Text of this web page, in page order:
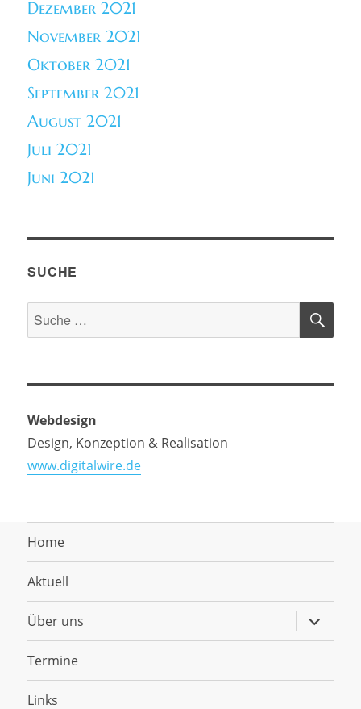
Dezember 2021
November 2021
Oktober 2021
September 2021
August 2021
Juli 2021
Juni 2021
SUCHE
Suche
nach:
Webdesign
Design, Konzeption & Realisation
www.digitalwire.de
Home
Aktuell
Über uns anzeigen
Termine
Links